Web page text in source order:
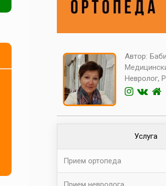
Автор:
Невролог,
Услуга
Прием ортопеда